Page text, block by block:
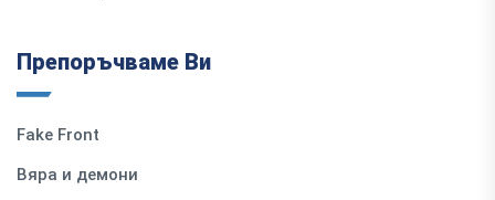
Препоръчваме Ви
Fake Front
Вяра и демони